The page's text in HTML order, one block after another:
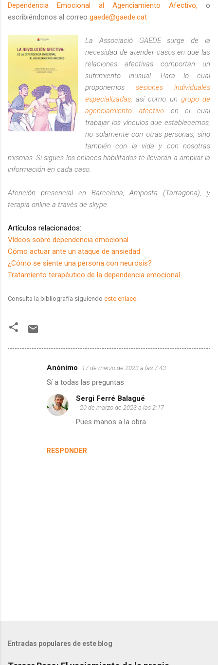
Dependencia Emocional al Agenciamiento Afectivo, o
escribiéndonos al correo gaede@gaede.cat
La Associació GAEDE surge de la
necesidad de atender casos en que las
relaciones afectivas comportan un
sufrimiento inusual. Para lo cual
proponemos sesiones individuales
especializadas, así como un grupo de
agenciamiento afectivoen el cual
trabajar los vínculos que establecemos,
no solamente con otras personas, sino
también con la vida y con nosotras
mismas. Si sigues los enlaces habilitados te llevarán a ampliar la
información en cada caso.
Atención presencial en Barcelona, Amposta (Tarragona), y
terapia online a través de skype.
Artículos relacionados:
Vídeos sobre dependencia emocional
Cómo actuar ante un ataque de ansiedad
¿Cómo se siente una persona con neurosis?
Tratamiento terapéutico de la dependencia emocional
Consulta la bibliografía siguiendo este enlace.
Anónimo 17 de marzo de 2023 a las 7:43
Sí a todas las preguntas
RESPONDER
Sergi Ferré Balagué
20 de marzo de 2023 a las 2:17
Pues manos a la obra.
l
Entradas populares de este blog